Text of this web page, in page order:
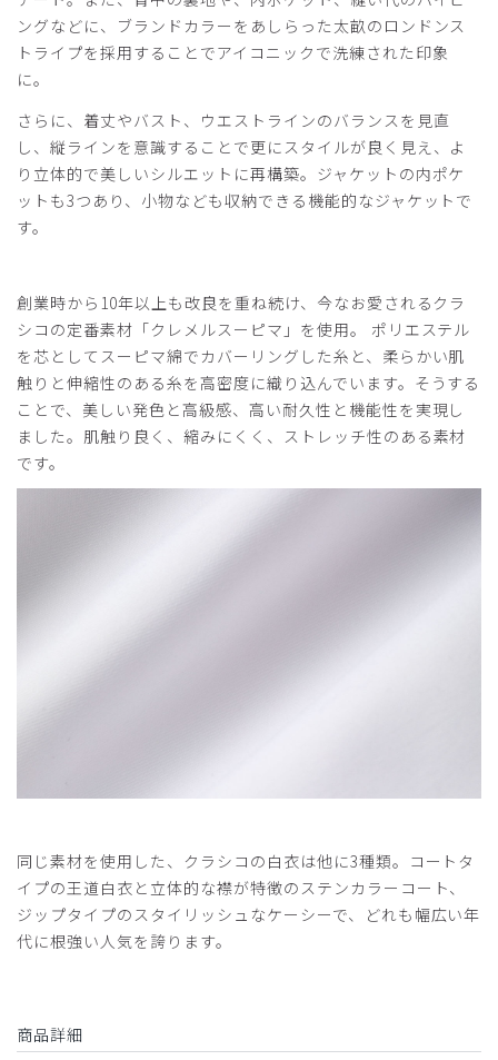
白衣は、ある意味作業衣ですから
頻繁にかえます
優れた機能のみならず
見た目もだいじです
とても満足しています
yachan様
購入確認済み
2026-06-18
年齢:
サイズ感小さめ
大きめ
サイズ感小さめ
大きめ
ストレッチ感 よく伸びる
伸びない
厚さとても薄い 厚い
173cm/58kgでMサイズを購入。ジャストサイズでした。
役に立った
ングなどに、ブランドカラーをあしらった太畝のロンドンス
トライプを採用することでアイコニックで洗練された印象
に。
さらに、着丈やバスト、ウエストラインのバランスを見直
し、縦ラインを意識することで更にスタイルが良く見え、よ
り立体的で美しいシルエットに再構築。ジャケットの内ポケ
ットも3つあり、小物なども収納できる機能的なジャケットで
す。
創業時から10年以上も改良を重ね続け、今なお愛されるクラ
シコの定番素材「クレメルスーピマ」を使用。 ポリエステル
を芯としてスーピマ綿でカバーリングした糸と、柔らかい肌
触りと伸縮性のある糸を高密度に織り込んでいます。そうする
ことで、美しい発色と高級感、高い耐久性と機能性を実現し
ました。肌触り良く、縮みにくく、ストレッチ性のある素材
です。
同じ素材を使用した、クラシコの白衣は他に3種類。コートタ
イプの王道白衣と立体的な襟が特徴のステンカラーコート、
ジップタイプのスタイリッシュなケーシーで、どれも幅広い年
代に根強い人気を誇ります。
商品詳細